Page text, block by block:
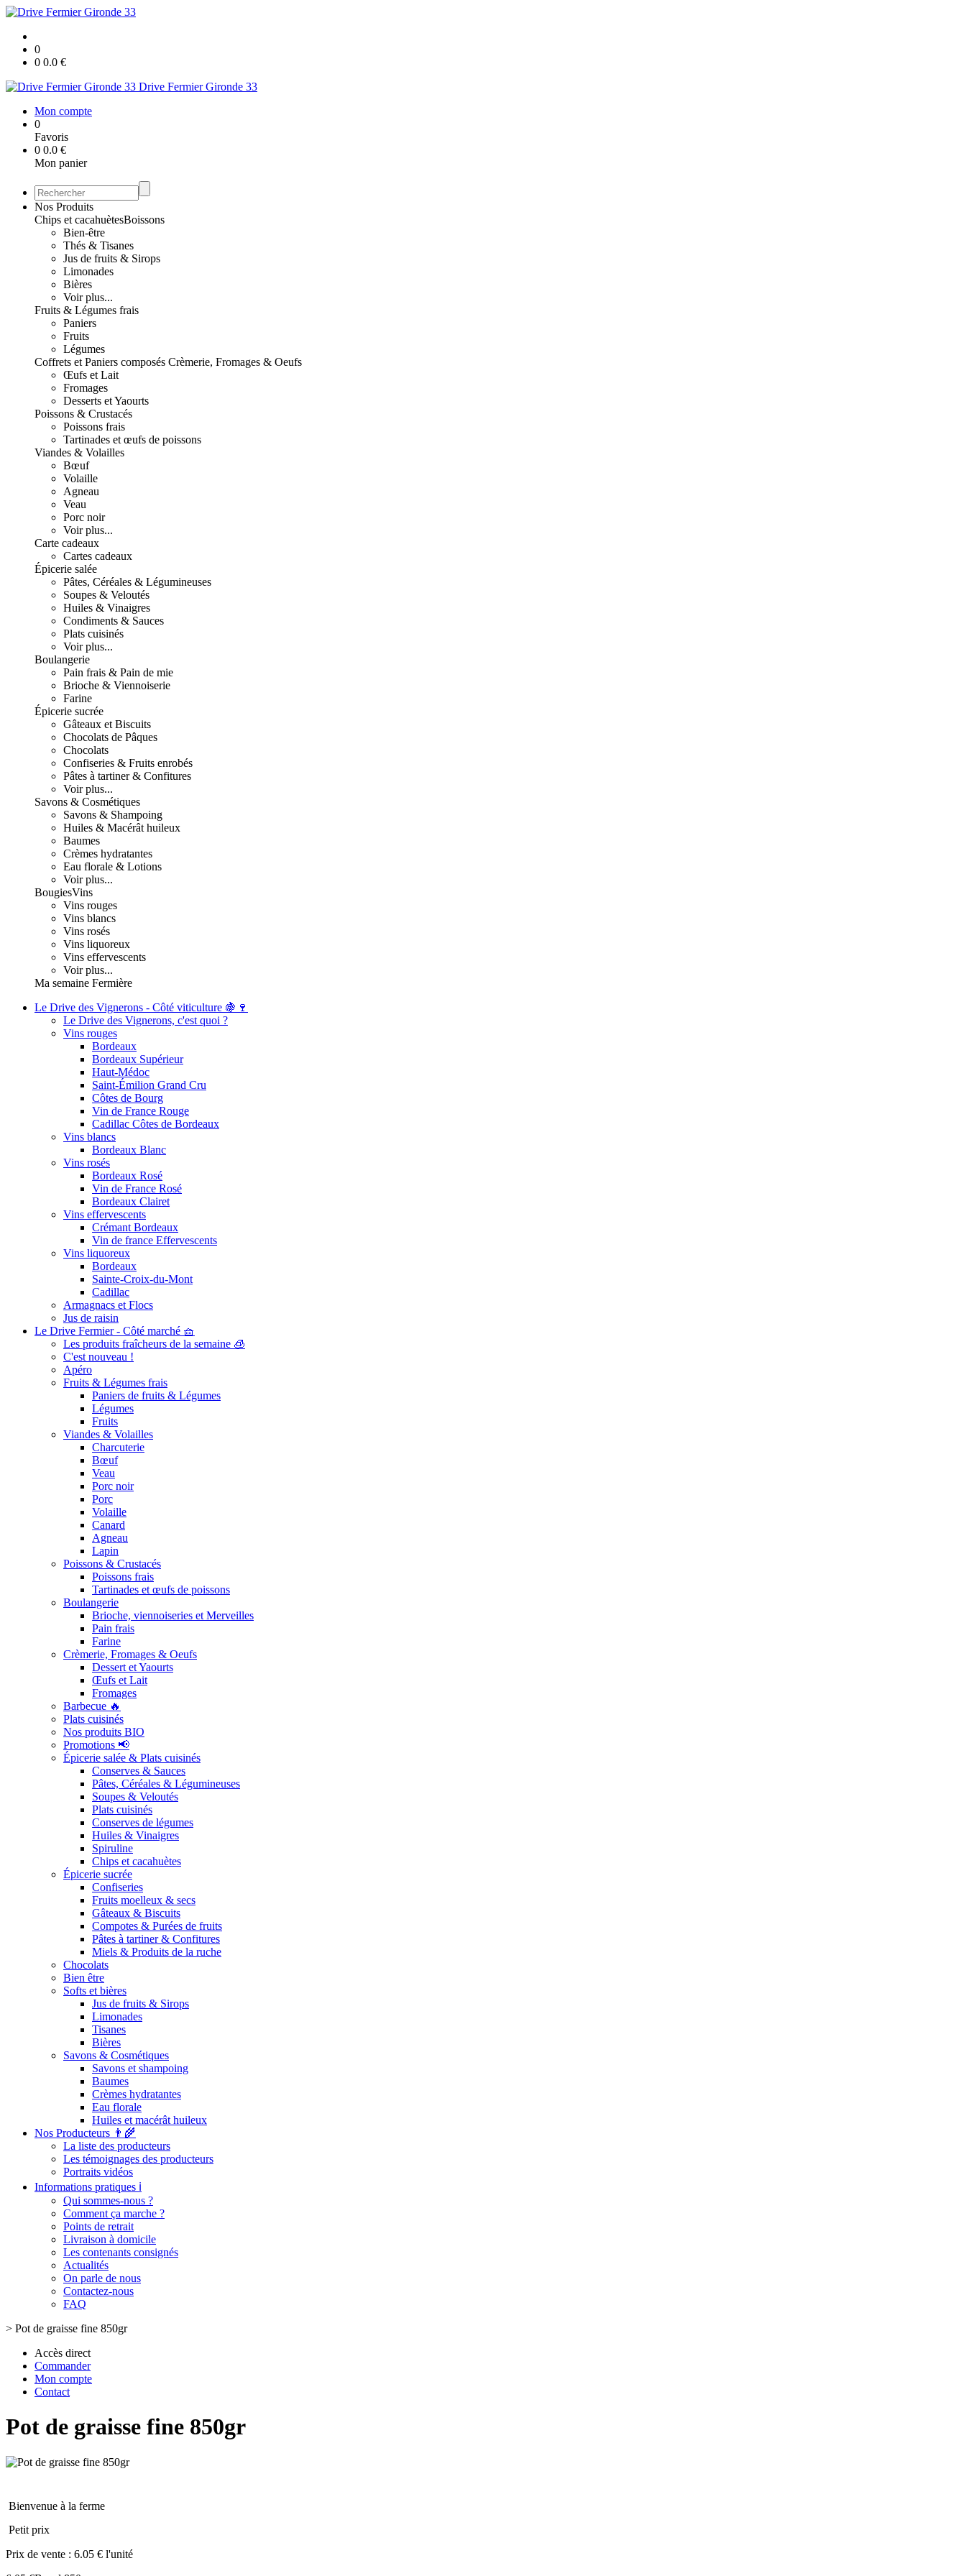
0
0 0.0 €
Drive Fermier Gironde 33
Mon compte
0
Favoris
0 0.0 €
Mon panier
Nos Produits
Chips et cacahuètesBoissons
Bien-être
Thés & Tisanes
Jus de fruits & Sirops
Limonades
Bières
Voir plus...
Fruits & Légumes frais
Paniers
Fruits
Légumes
Coffrets et Paniers composés Crèmerie, Fromages & Oeufs
Œufs et Lait
Fromages
Desserts et Yaourts
Poissons & Crustacés
Poissons frais
Tartinades et œufs de poissons
Viandes & Volailles
Bœuf
Volaille
Agneau
Veau
Porc noir
Voir plus...
Carte cadeaux
Cartes cadeaux
Épicerie salée
Pâtes, Céréales & Légumineuses
Soupes & Veloutés
Huiles & Vinaigres
Condiments & Sauces
Plats cuisinés
Voir plus...
Boulangerie
Pain frais & Pain de mie
Brioche & Viennoiserie
Farine
Épicerie sucrée
Gâteaux et Biscuits
Chocolats de Pâques
Chocolats
Confiseries & Fruits enrobés
Pâtes à tartiner & Confitures
Voir plus...
Savons & Cosmétiques
Savons & Shampoing
Huiles & Macérât huileux
Baumes
Crèmes hydratantes
Eau florale & Lotions
Voir plus...
BougiesVins
Vins rouges
Vins blancs
Vins rosés
Vins liquoreux
Vins effervescents
Voir plus...
Ma semaine Fermière
Le Drive des Vignerons - Côté viticulture 🍇🍷
Le Drive des Vignerons, c'est quoi ?
Vins rouges
Bordeaux
Bordeaux Supérieur
Haut-Médoc
Saint-Émilion Grand Cru
Côtes de Bourg
Vin de France Rouge
Cadillac Côtes de Bordeaux
Vins blancs
Bordeaux Blanc
Vins rosés
Bordeaux Rosé
Vin de France Rosé
Bordeaux Clairet
Vins effervescents
Crémant Bordeaux
Vin de france Effervescents
Vins liquoreux
Bordeaux
Sainte-Croix-du-Mont
Cadillac
Armagnacs et Flocs
Jus de raisin
Le Drive Fermier - Côté marché 🧺
Les produits fraîcheurs de la semaine 🧊
C'est nouveau !
Apéro
Fruits & Légumes frais
Paniers de fruits & Légumes
Légumes
Fruits
Viandes & Volailles
Charcuterie
Bœuf
Veau
Porc noir
Porc
Volaille
Canard
Agneau
Lapin
Poissons & Crustacés
Poissons frais
Tartinades et œufs de poissons
Boulangerie
Brioche, viennoiseries et Merveilles
Pain frais
Farine
Crèmerie, Fromages & Oeufs
Dessert et Yaourts
Œufs et Lait
Fromages
Barbecue 🔥
Plats cuisinés
Nos produits BIO
Promotions 📢
Épicerie salée & Plats cuisinés
Conserves & Sauces
Pâtes, Céréales & Légumineuses
Soupes & Veloutés
Plats cuisinés
Conserves de légumes
Huiles & Vinaigres
Spiruline
Chips et cacahuètes
Épicerie sucrée
Confiseries
Fruits moelleux & secs
Gâteaux & Biscuits
Compotes & Purées de fruits
Pâtes à tartiner & Confitures
Miels & Produits de la ruche
Chocolats
Bien être
Softs et bières
Jus de fruits & Sirops
Limonades
Tisanes
Bières
Savons & Cosmétiques
Savons et shampoing
Baumes
Crèmes hydratantes
Eau florale
Huiles et macérât huileux
Nos Producteurs 👨‍🌾
La liste des producteurs
Les témoignages des producteurs
Portraits vidéos
Informations pratiques ℹ️
Qui sommes-nous ?
Comment ça marche ?
Points de retrait
Livraison à domicile
Les contenants consignés
Actualités
On parle de nous
Contactez-nous
FAQ
> Pot de graisse fine 850gr
Accès direct
Commander
Mon compte
Contact
Pot de graisse fine 850gr
Bienvenue à la ferme
Petit prix
Prix de vente : 6.05 € l'unité